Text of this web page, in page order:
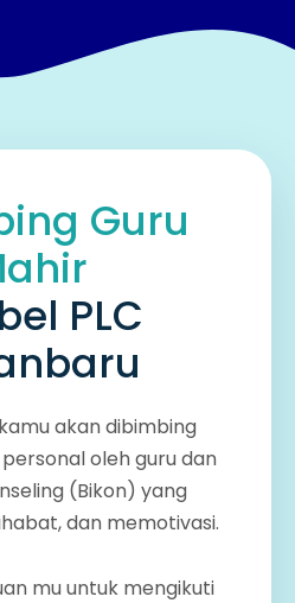
Guru
PLC
akan dibimbing
oleh guru dan
(Bikon) yang
dan memotivasi.
mu untuk mengikuti